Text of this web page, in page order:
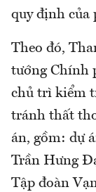
quy định của
Theo đó,
tướng Chính
chủ trì kiểm
tránh thất
án, gồm: dự
Trần Hưng
Tập đoàn